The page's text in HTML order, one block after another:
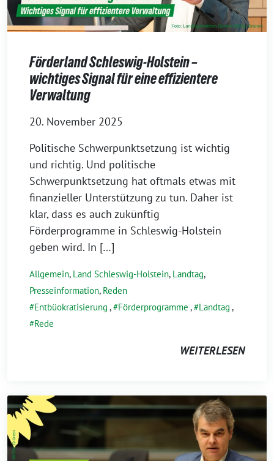
Förderland Schleswig-Holstein –
wichtiges Signal für eine effizientere
Verwaltung
20. November 2025
Politische Schwerpunktsetzung ist wichtig
und richtig. Und politische
Schwerpunktsetzung hat oftmals etwas mit
finanzieller Unterstützung zu tun. Daher ist
klar, dass es auch zukünftig
Förderprogramme in Schleswig-Holstein
geben wird. In […]
Allgemein, Land Schleswig-Holstein, Landtag,
Presseinformation, Reden
Entbüokratisierung , Förderprogramme , Landtag ,
Rede
WEITERLESEN